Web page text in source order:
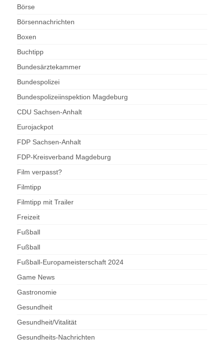
Börse
Börsennachrichten
Boxen
Buchtipp
Bundesärztekammer
Bundespolizei
Bundespolizeiinspektion Magdeburg
CDU Sachsen-Anhalt
Eurojackpot
FDP Sachsen-Anhalt
FDP-Kreisverband Magdeburg
Film verpasst?
Filmtipp
Filmtipp mit Trailer
Freizeit
Fußball
Fußball
Fußball-Europameisterschaft 2024
Game News
Gastronomie
Gesundheit
Gesundheit/Vitalität
Gesundheits-Nachrichten